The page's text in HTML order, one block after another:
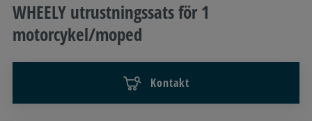
WHEELY utrustningssats för 1
motorcykel/moped
Kontakt